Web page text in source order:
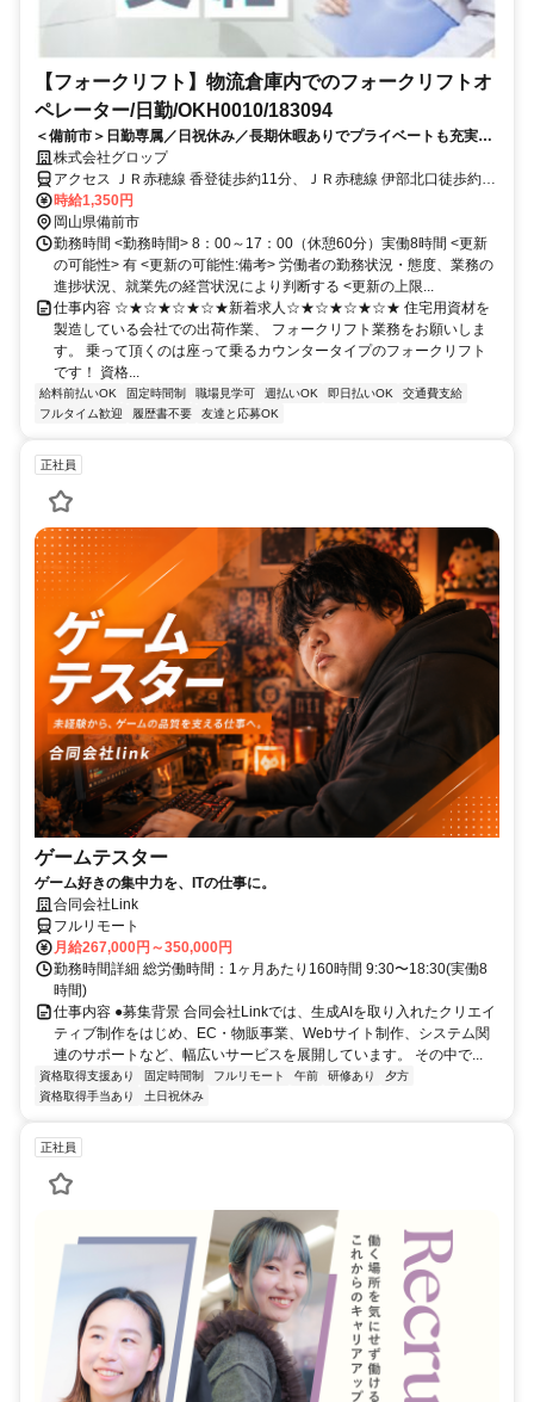
【フォークリフト】物流倉庫内でのフォークリフトオ
ペレーター/日勤/OKH0010/183094
＜備前市＞日勤専属／日祝休み／長期休暇ありでプライベートも充実☆
長期安定／しっかり稼げる♪車通勤可
株式会社グロップ
アクセス ＪＲ赤穂線 香登徒歩約11分、ＪＲ赤穂線 伊部北口徒歩約39
分、ＪＲ赤穂線 長船徒歩約57分 JR香登駅より徒歩4分
時給1,350円
岡山県備前市
勤務時間 <勤務時間> 8：00～17：00（休憩60分）実働8時間 <更新
の可能性> 有 <更新の可能性:備考> 労働者の勤務状況・態度、業務の
進捗状況、就業先の経営状況により判断する <更新の上限...
仕事内容 ☆★☆★☆★☆★新着求人☆★☆★☆★☆★ 住宅用資材を
製造している会社での出荷作業、 フォークリフト業務をお願いしま
す。 乗って頂くのは座って乗るカウンタータイプのフォークリフト
です！ 資格...
給料前払いOK 固定時間制 職場見学可 週払いOK 即日払いOK
交通費支給
フルタイム歓迎
履歴書不要 友達と応募OK
正社員
ゲームテスター
ゲーム好きの集中力を、ITの仕事に。
合同会社Link
フルリモート
月給267,000円～350,000円
勤務時間詳細 総労働時間：1ヶ月あたり160時間 9:30〜18:30(実働8
時間)
仕事内容 ●募集背景 合同会社Linkでは、生成AIを取り入れたクリエイ
ティブ制作をはじめ、EC・物販事業、Webサイト制作、システム関
連のサポートなど、幅広いサービスを展開しています。 その中で...
資格取得支援あり 固定時間制 フルリモート 午前 研修あり
夕方
資格取得手当あり
土日祝休み
正社員